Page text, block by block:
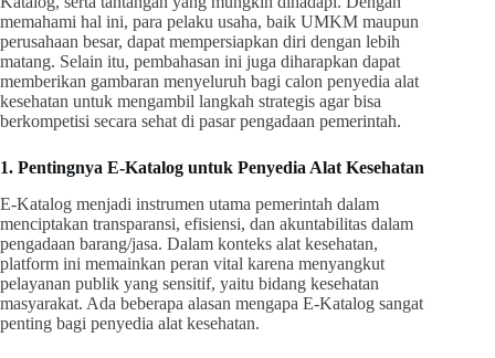
memahami hal ini, para pelaku usaha, baik UMKM maupun
perusahaan besar, dapat mempersiapkan diri dengan lebih
matang. Selain itu, pembahasan ini juga diharapkan dapat
memberikan gambaran menyeluruh bagi calon penyedia alat
kesehatan untuk mengambil langkah strategis agar bisa
berkompetisi secara sehat di pasar pengadaan pemerintah.
1. Pentingnya E-Katalog untuk Penyedia Alat Kesehatan
E-Katalog menjadi instrumen utama pemerintah dalam
menciptakan transparansi, efisiensi, dan akuntabilitas dalam
pengadaan barang/jasa. Dalam konteks alat kesehatan,
platform ini memainkan peran vital karena menyangkut
pelayanan publik yang sensitif, yaitu bidang kesehatan
masyarakat. Ada beberapa alasan mengapa E-Katalog sangat
penting bagi penyedia alat kesehatan.